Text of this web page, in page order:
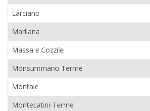
Larciano
Marliana
Massa e Cozzile
Monsummano Terme
Montale
Montecatini-Terme